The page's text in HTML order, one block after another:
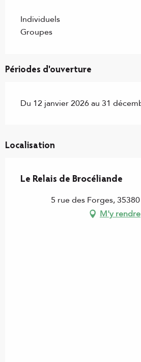
Individuels
Groupes
Périodes d'ouverture
Du 12 janvier 2026 au 31
Localisation
Le Relais de Brocéliande
5 rue des Forges,
M'y rendre